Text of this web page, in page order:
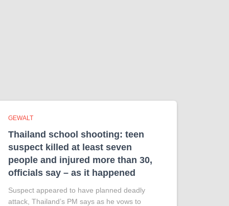
GEWALT
Thailand school shooting: teen
suspect killed at least seven
people and injured more than 30,
officials say – as it happened
Suspect appeared to have planned deadly
attack, Thailand’s PM says as he vows to